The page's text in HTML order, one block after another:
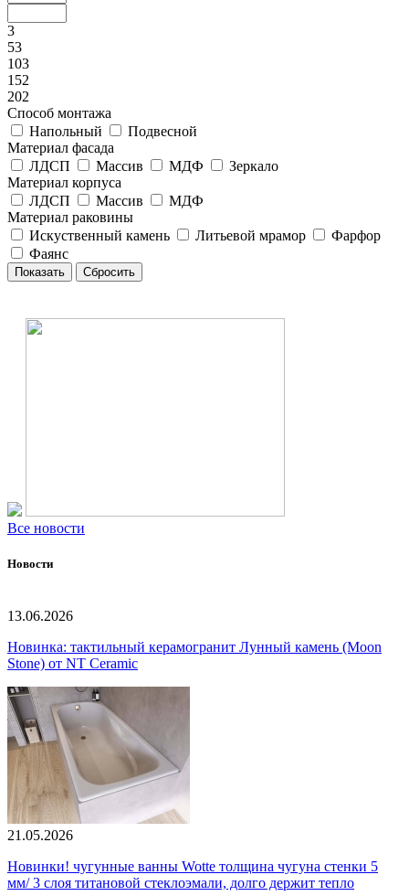
3
53
103
152
202
Способ монтажа
Напольный
Подвесной
Материал фасада
ЛДСП
Массив МДФ
Зеркало
Материал корпуса
ЛДСП
Массив
МДФ
Материал раковины
Искуственный камень
Литьевой мрамор
Фарфор
Фаянс
Все новости
Новости
13.06.2026
Новинка: тактильный керамогранит Лунный камень (Moon
Stone) от NT Ceramic
21.05.2026
Новинки! чугунные ванны Wotte толщина чугуна стенки 5
мм/ 3 слоя титановой стеклоэмали, долго держит тепло